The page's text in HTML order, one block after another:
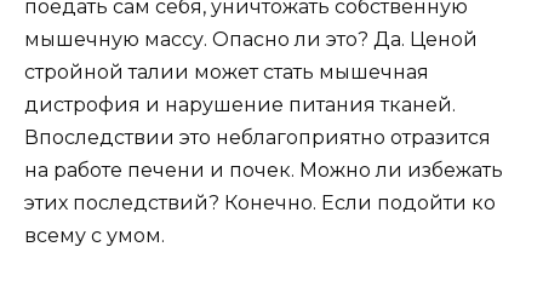
поедать сам себя, уничтожать собственную
мышечную массу. Опасно ли это? Да. Ценой
стройной талии может стать мышечная
дистрофия и нарушение питания тканей.
Впоследствии это неблагоприятно отразится
на работе печени и почек. Можно ли избежать
этих последствий? Конечно. Если подойти ко
всему с умом.